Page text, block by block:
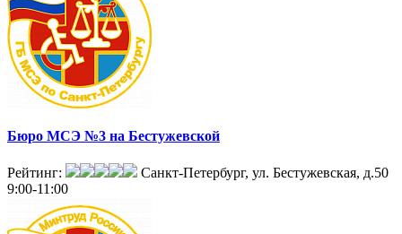
Бюро МСЭ №3 на Бестужевской
Рейтинг:
Санкт-Петербург, ул. Бестужевская, д.50
9:00-11:00